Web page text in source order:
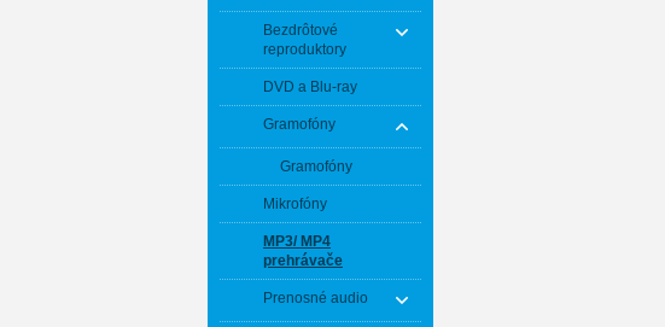
Bezdrôtové
reproduktory
DVD a Blu-ray
Gramofóny
Gramofóny
Mikrofóny
MP3/ MP4
prehrávače
Prenosné audio